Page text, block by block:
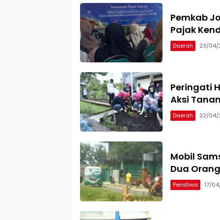
Pemkab
Pajak
Daerah 23/04/
Peringati
Aksi
Daerah 22/04/
Mobil
Dua
Peristiwa 17/